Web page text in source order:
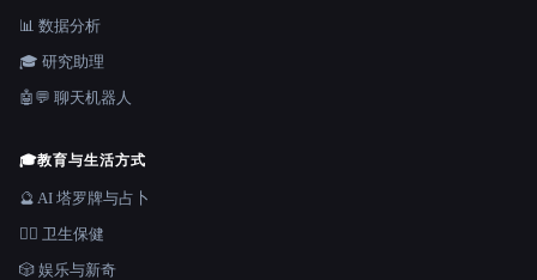
📊 数据分析
🎓 研究助理
🤖💬 聊天机器人
🎓教育与生活方式
🔮 AI 塔罗牌与占卜
👩‍⚕️ 卫生保健
🎲 娱乐与新奇